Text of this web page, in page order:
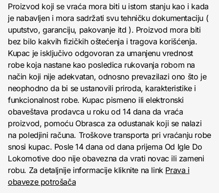
Proizvod koji se vraća mora biti u istom stanju kao i kada
je nabavljen i mora sadržati svu tehničku dokumentaciju (
uputstvo, garanciju, pakovanje itd ). Proizvod mora biti
bez bilo kakvih fizičkih oštećenja i tragova korišćenja.
Kupac je isključivo odgovoran za umanjenu vrednost
robe koja nastane kao posledica rukovanja robom na
način koji nije adekvatan, odnosno prevazilazi ono što je
neophodno da bi se ustanovili priroda, karakteristike i
funkcionalnost robe. Kupac pismeno ili elektronski
obaveštava prodavca u roku od 14 dana da vraća
proizvod, pomoću Obrasca za odustanak koji se nalazi
na poledjini računa. Troškove transporta pri vraćanju robe
snosi kupac. Posle 14 dana od dana prijema Od Igle Do
Lokomotive doo nije obavezna da vrati novac ili zameni
robu. Za detaljnije informacije kliknite na link Prava i
obaveze potrošača